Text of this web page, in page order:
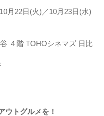
月22日(火)／10月23日(水)
４階 TOHOシネマズ 日比
ウトグルメを！